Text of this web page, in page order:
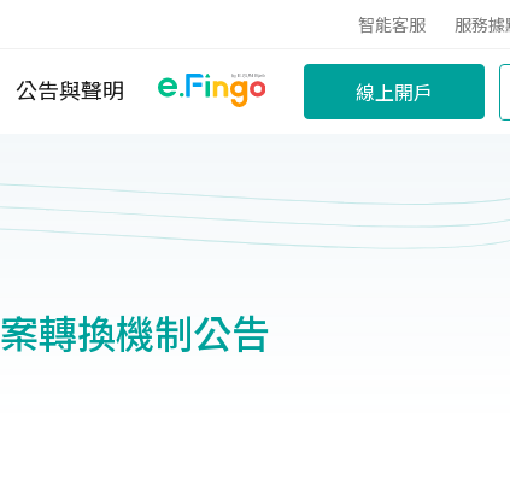
智能客服 服務據
公告與聲明 線上開戶
轉換機制公告